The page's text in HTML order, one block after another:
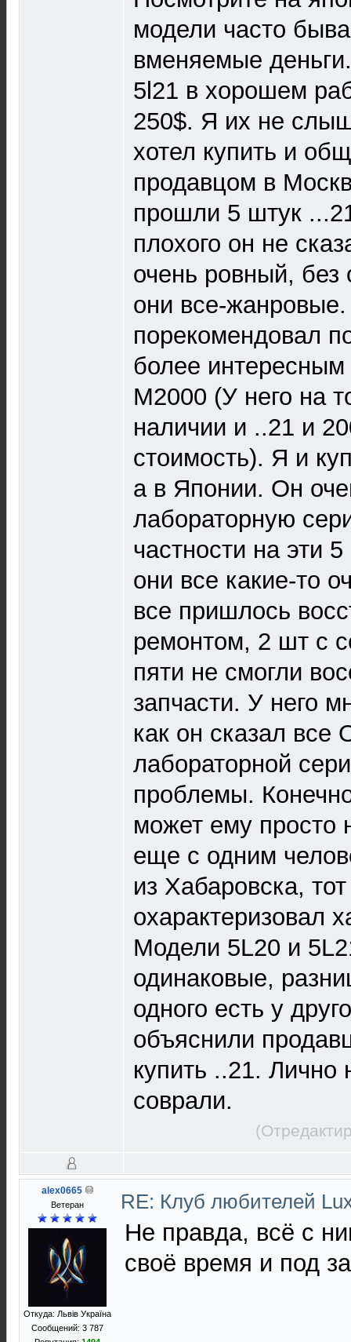
модели часто
вменяемые
5l21 в хорошем
250$. Я их не
хотел купить и
продавцом в
прошли 5 штук
плохого он не
очень ровный, без
они все-
порекомендовал
более интересным
М2000 (У него на
наличии и ..21 и
стоимость). Я и
а в Японии. Он
лабораторную
частности на эти
они все какие-то
все пришлось
ремонтом, 2 шт с
пяти не смогли
запчасти. У него
как он сказал все
лабораторной
проблемы.
может ему просто
еще с одним
из Хабаровска,
охарактеризовал
Модели 5L20 и
одинаковые,
одного есть у
объяснили
купить ..21.
соврали.
alex0665
Ветеран
Откуда: Львів Україна
Сообщений: 3 787
RE: Клуб любителей
Не правда, всё с
своё время и под